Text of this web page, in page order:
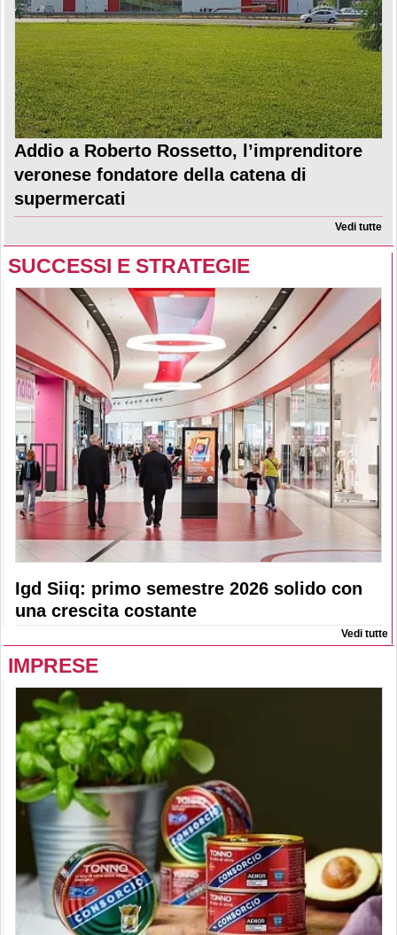
Addio a Roberto Rossetto, l’imprenditore
veronese fondatore della catena di
supermercati
Vedi tutte
SUCCESSI E STRATEGIE
Igd Siiq: primo semestre 2026 solido con
una crescita costante
Vedi tutte
IMPRESE